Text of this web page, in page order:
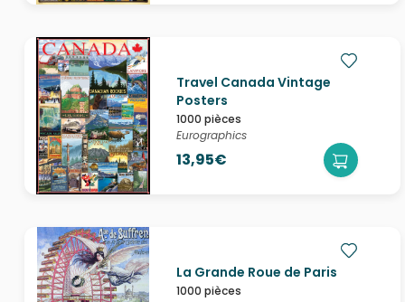
Travel Canada Vintage
Posters
1000 pièces
Eurographics
13,95€
La Grande Roue de Paris
1000 pièces